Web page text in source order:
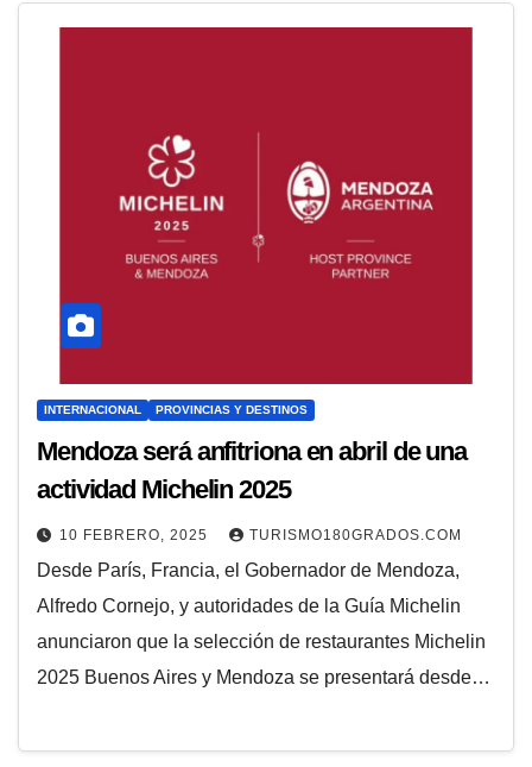
INTERNACIONAL PROVINCIAS Y DESTINOS
Mendoza será anfitriona en abril de una
actividad Michelin 2025
10 FEBRERO, 2025 TURISMO180GRADOS.COM
Desde París, Francia, el Gobernador de Mendoza,
Alfredo Cornejo, y autoridades de la Guía Michelin
anunciaron que la selección de restaurantes Michelin
2025 Buenos Aires y Mendoza se presentará desde…